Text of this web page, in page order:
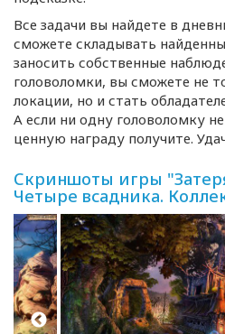
Все задачи вы найдете в
сможете складывать
заносить собственные
головоломки, вы сможете не
локации, но и стать
А если ни одну головоломку
ценную награду получите.
Скриншоты игры
Четыре всадника.